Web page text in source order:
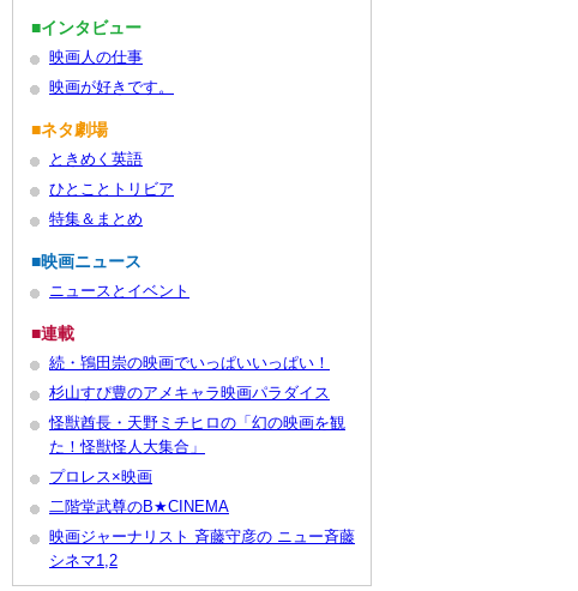
■インタビュー
映画人の仕事
映画が好きです。
■ネタ劇場
ときめく英語
ひとことトリビア
特集＆まとめ
■映画ニュース
ニュースとイベント
■連載
続・鴇田崇の映画でいっぱいいっぱい！
杉山すぴ豊のアメキャラ映画パラダイス
怪獣酋長・天野ミチヒロの「幻の映画を観
た！怪獣怪人大集合」
プロレス×映画
二階堂武尊のB★CINEMA
映画ジャーナリスト 斉藤守彦の ニュー斉藤
シネマ1,2